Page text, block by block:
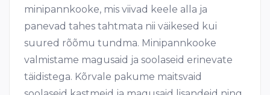
minipannkooke, mis viivad keele alla ja
panevad tahes tahtmata nii väikesed kui
suured rõõmu tundma. Minipannkooke
valmistame magusaid ja soolaseid erinevate
täidistega. Kõrvale pakume maitsvaid